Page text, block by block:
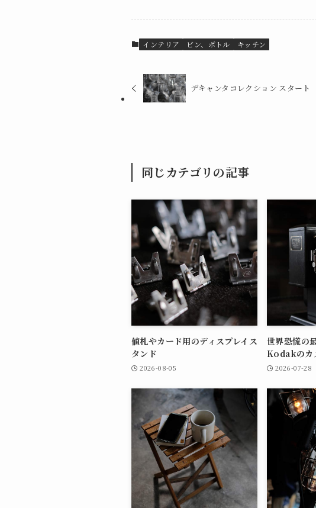
インテリア ビン、ボトル キッチン
デキャンタコレクション スタート
同じカテゴリの記事
値札やカード用のディスプレイス
タンド
2026-08-05
世界恐慌の
Kodakのカ
2026-07-28